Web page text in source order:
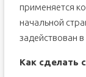
применяется
начальной
задействован
Как сделать